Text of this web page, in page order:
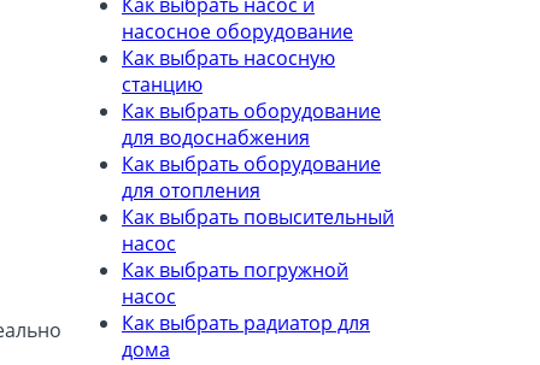
насосное оборудование
Как выбрать насосную
станцию
Как выбрать оборудование
для водоснабжения
Как выбрать оборудование
для отопления
Как выбрать повысительный
насос
Как выбрать погружной
насос
Как выбрать радиатор для
дома